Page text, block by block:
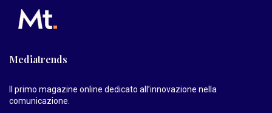
Mediatrends
Il primo magazine online dedicato all’innovazione nella
comunicazione.